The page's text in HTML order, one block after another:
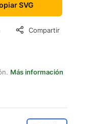
SVG
Compartir
Más información